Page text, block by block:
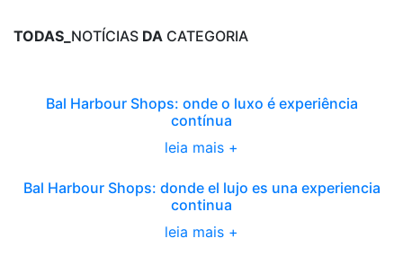
TODAS_ NOTÍCIAS DA CATEGORIA
Bal Harbour Shops: onde o luxo é experiência
contínua
leia mais +
Bal Harbour Shops: donde el lujo es una experiencia
continua
leia mais +